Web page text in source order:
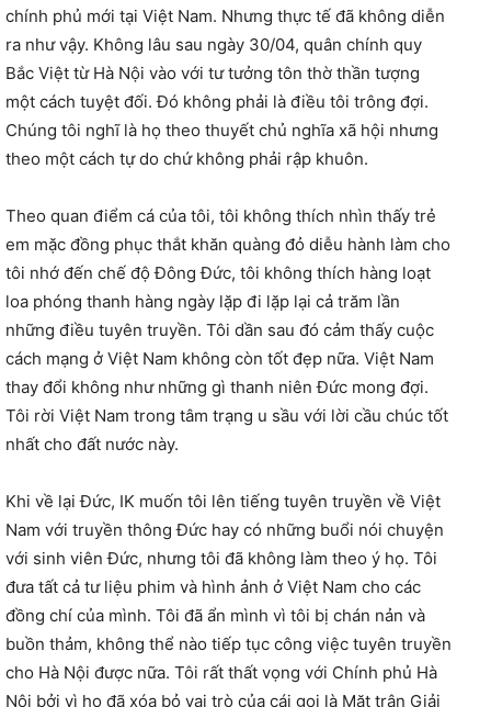
chính phủ mới tại Việt Nam. Nhưng thực tế đã không diễn
ra như vậy. Không lâu sau ngày 30/04, quân chính quy
Bắc Việt từ Hà Nội vào với tư tưởng tôn thờ thần tượng
một cách tuyệt đối. Đó không phải là điều tôi trông đợi.
Chúng tôi nghĩ là họ theo thuyết chủ nghĩa xã hội nhưng
theo một cách tự do chứ không phải rập khuôn.
Theo quan điểm cá của tôi, tôi không thích nhìn thấy trẻ
em mặc đồng phục thắt khăn quàng đỏ diễu hành làm cho
tôi nhớ đến chế độ Đông Đức, tôi không thích hàng loạt
loa phóng thanh hàng ngày lặp đi lặp lại cả trăm lần
những điều tuyên truyền. Tôi dần sau đó cảm thấy cuộc
cách mạng ở Việt Nam không còn tốt đẹp nữa. Việt Nam
thay đổi không như những gì thanh niên Đức mong đợi.
Tôi rời Việt Nam trong tâm trạng u sầu với lời cầu chúc tốt
nhất cho đất nước này.
Khi về lại Đức, IK muốn tôi lên tiếng tuyên truyền về Việt
Nam với truyền thông Đức hay có những buổi nói chuyện
với sinh viên Đức, nhưng tôi đã không làm theo ý họ. Tôi
đưa tất cả tư liệu phim và hình ảnh ở Việt Nam cho các
đồng chí của mình. Tôi đã ẩn mình vì tôi bị chán nản và
buồn thảm, không thể nào tiếp tục công việc tuyên truyền
cho Hà Nội được nữa. Tôi rất thất vọng với Chính phủ Hà
Nội bởi vì họ đã xóa bỏ vai trò của cái gọi là Mặt trận Giải